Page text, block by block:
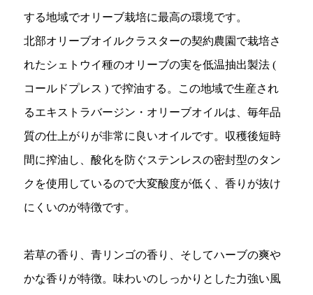
する地域でオリーブ栽培に最高の環境です。
北部オリーブオイルクラスターの契約農園で栽培さ
れたシェトウイ種のオリーブの実を低温抽出製法 (
コールドプレス ) で搾油する。この地域で生産され
るエキストラバージン・オリーブオイルは、毎年品
質の仕上がりが非常に良いオイルです。収穫後短時
間に搾油し、酸化を防ぐステンレスの密封型のタン
クを使用しているので大変酸度が低く、香りが抜け
にくいのが特徴です。
若草の香り、青リンゴの香り、そしてハーブの爽や
かな香りが特徴。味わいのしっかりとした力強い風